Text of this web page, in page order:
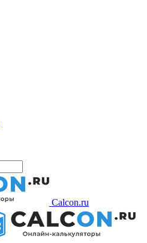
Calcon.ru